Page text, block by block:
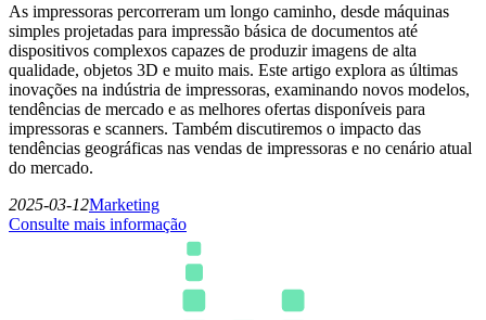
As impressoras percorreram um longo caminho, desde máquinas
simples projetadas para impressão básica de documentos até
dispositivos complexos capazes de produzir imagens de alta
qualidade, objetos 3D e muito mais. Este artigo explora as últimas
inovações na indústria de impressoras, examinando novos modelos,
tendências de mercado e as melhores ofertas disponíveis para
impressoras e scanners. Também discutiremos o impacto das
tendências geográficas nas vendas de impressoras e no cenário atual
do mercado.
2025-03-12Marketing
Consulte mais informação